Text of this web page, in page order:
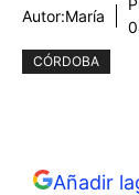
Autor:María
CÓRDOBA
Añadir